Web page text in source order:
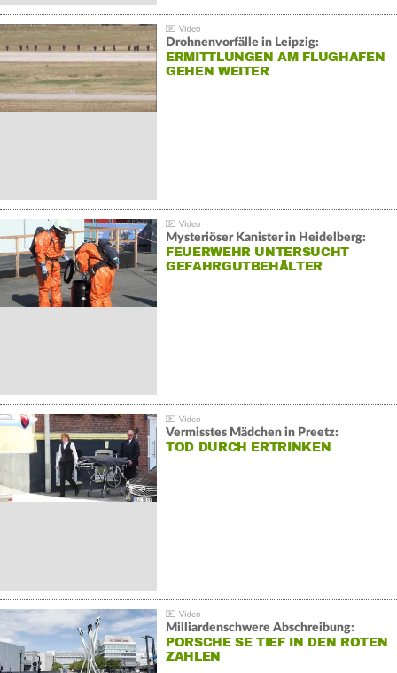
Drohnenvorfälle in Leipzig:
ERMITTLUNGEN AM FLUGHAFEN
GEHEN WEITER
Mysteriöser Kanister in Heidelberg:
FEUERWEHR UNTERSUCHT
GEFAHRGUTBEHÄLTER
Vermisstes Mädchen in Preetz:
TOD DURCH ERTRINKEN
Milliardenschwere Abschreibung:
PORSCHE SE TIEF IN DEN ROTEN
ZAHLEN